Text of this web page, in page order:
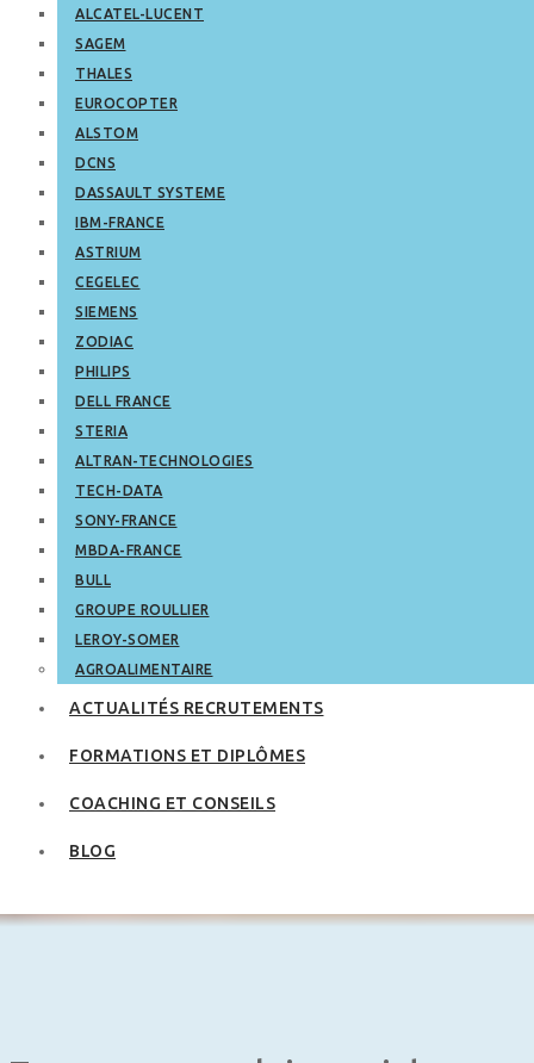
ALCATEL-LUCENT
SAGEM
THALES
EUROCOPTER
ALSTOM
DCNS
DASSAULT SYSTEME
IBM-FRANCE
ASTRIUM
CEGELEC
SIEMENS
ZODIAC
PHILIPS
DELL FRANCE
STERIA
ALTRAN-TECHNOLOGIES
TECH-DATA
SONY-FRANCE
MBDA-FRANCE
BULL
GROUPE ROULLIER
LEROY-SOMER
AGROALIMENTAIRE
ACTUALITÉS RECRUTEMENTS
FORMATIONS ET DIPLÔMES
COACHING ET CONSEILS
BLOG